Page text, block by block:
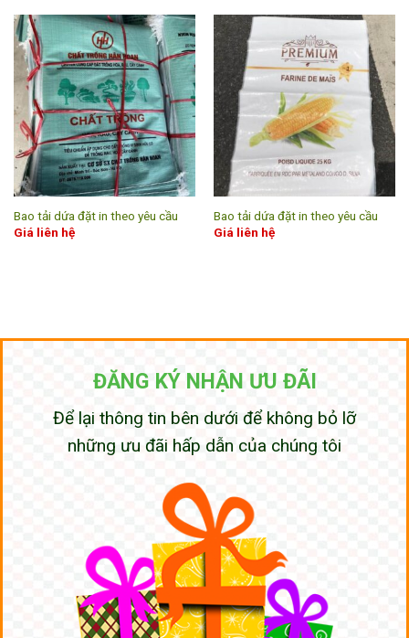
Bao tải dứa đặt in theo yêu cầu
Giá liên hệ
Bao tải dứa đặt in theo yêu cầu
Giá liên hệ
ĐĂNG KÝ NHẬN ƯU ĐÃI
Để lại thông tin bên dưới để không bỏ lỡ
những ưu đãi hấp dẫn của chúng tôi